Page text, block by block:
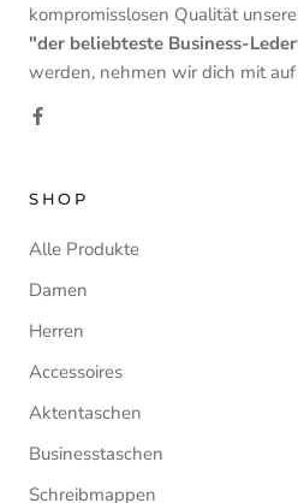
kompromisslosen Qualität
"der beliebteste Business-
werden, nehmen wir dich mit auf
SHOP
Alle Produkte
Damen
Herren
Accessoires
Aktentaschen
Businesstaschen
Schreibmappen